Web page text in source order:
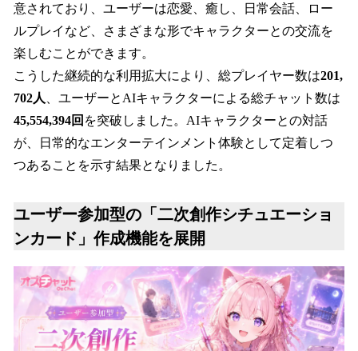
意されており、ユーザーは恋愛、癒し、日常会話、ロー
ルプレイなど、さまざまな形でキャラクターとの交流を
楽しむことができます。
こうした継続的な利用拡大により、総プレイヤー数は201,
702人
、ユーザーとAIキャラクターによる総チャット数は
45,554,394回 を突破しました。AIキャラクターとの対話
が、日常的なエンターテインメント体験として定着しつ
つあることを示す結果となりました。
ユーザー参加型の「二次創作シチュエーショ
ンカード」作成機能を展開